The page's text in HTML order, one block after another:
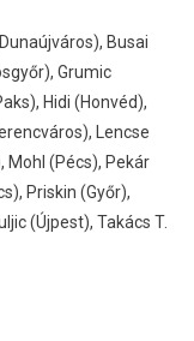
Busai
Grumic
Hidi (Honvéd),
Lencse
Mohl (Pécs), Pekár
Priskin (Győr),
(Újpest), Takács T.